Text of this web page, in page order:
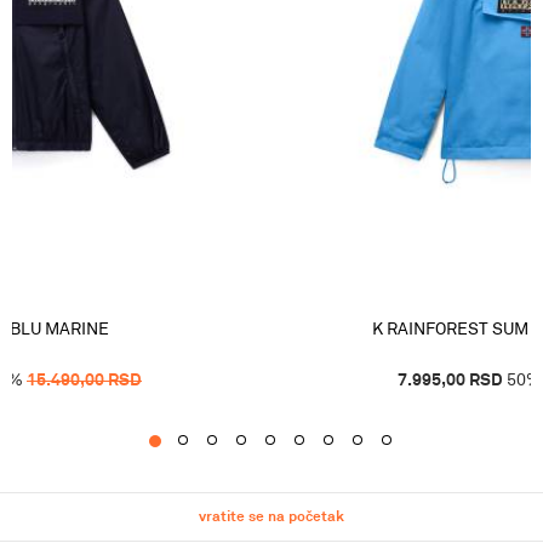
BLU MARINE
% 15.490,00RSD
K RAINFOREST SUM
7.995,00 RSD 50%
vratite se na početak